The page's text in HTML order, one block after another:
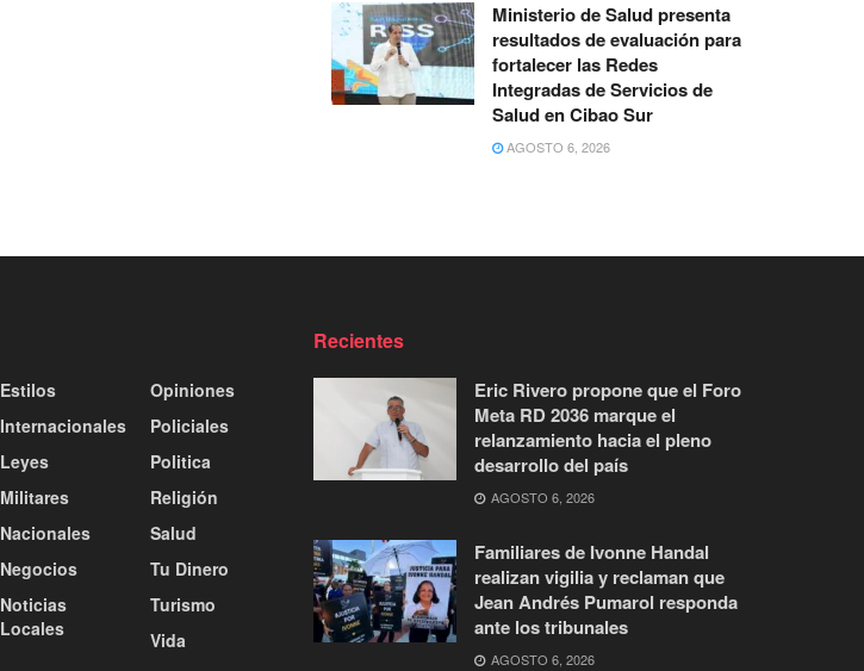
Ministerio de Salud presenta
resultados de evaluación para
fortalecer las Redes
Integradas de Servicios de
Salud en Cibao Sur
AGOSTO 6, 2026
Estilos
Internacionales
Leyes
Militares
Nacionales
Negocios
Noticias
Locales
Opiniones
Policiales
Politica
Religión
Salud
Tu Dinero
Turismo
Vida
Recientes
Eric Rivero propone que el Foro
Meta RD 2036 marque el
relanzamiento hacia el pleno
desarrollo del país
AGOSTO 6, 2026
Familiares de Ivonne Handal
realizan vigilia y reclaman que
Jean Andrés Pumarol responda
ante los tribunales
AGOSTO 6, 2026